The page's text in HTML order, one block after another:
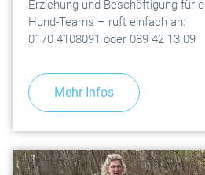
Erziehung und Beschäftigung für
Hund-Teams – ruft einfach an:
0170 4108091 oder 089 42 13 09
Mehr Infos